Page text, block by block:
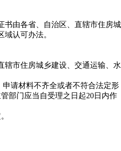
书由各省、自治区、直辖市住房城
认可办法。
辖市住房城乡建设、交通运输、水
请材料不齐全或者不符合法定形
部门应当自受理之日起20日内作